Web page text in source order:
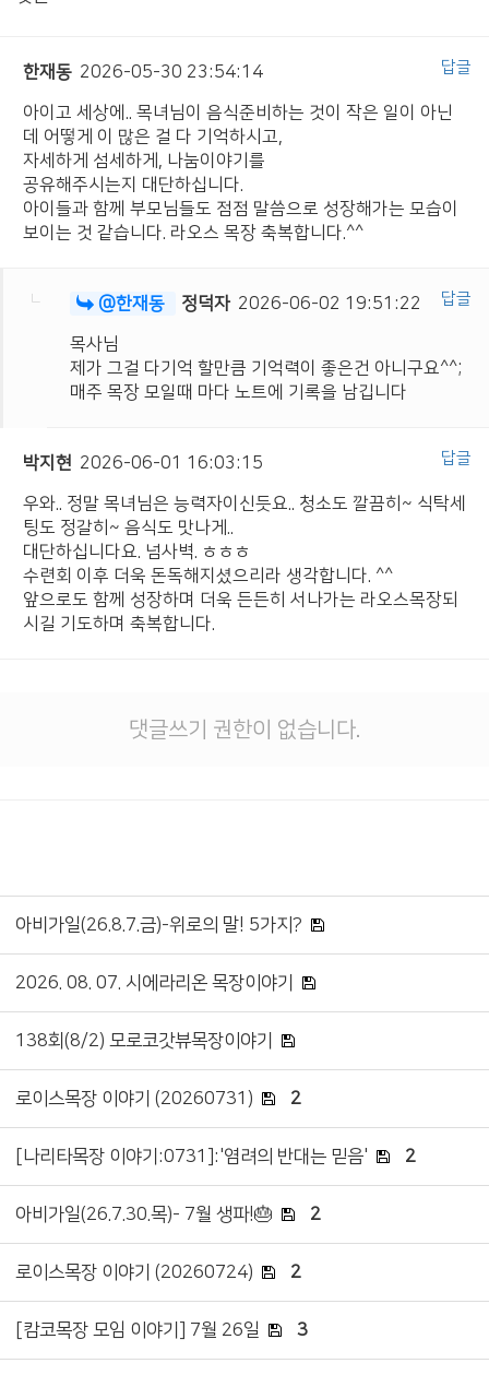
한재동 2026-05-30 23:54:14
아이고 세상에.. 목녀님이 음식준비하는 것이 작은 일이 아닌
데 어떻게 이 많은 걸 다 기억하시고,
자세하게 섬세하게, 나눔이야기를
공유해주시는지 대단하십니다.
아이들과 함께 부모님들도 점점 말씀으로 성장해가는 모습이
보이는 것 같습니다. 라오스 목장 축복합니다.^^
답글
@한재동 정덕자 2026-06-02 19:51:22
목사님
제가 그걸 다기억 할만큼 기억력이 좋은건 아니구요^^;
매주 목장 모일때 마다 노트에 기록을 남깁니다
답글
박지현 2026-06-01 16:03:15
우와.. 정말 목녀님은 능력자이신듯요.. 청소도 깔끔히~ 식탁세
팅도 정갈히~ 음식도 맛나게..
대단하십니다요. 넘사벽. ㅎㅎㅎ
수련회 이후 더욱 돈독해지셨으리라 생각합니다. ^^
앞으로도 함께 성장하며 더욱 든든히 서나가는 라오스목장되
시길 기도하며 축복합니다.
답글
댓글쓰기 권한이 없습니다.
아비가일(26.8.7.금)-위로의 말! 5가지?
2026. 08. 07. 시에라리온 목장이야기
138회(8/2) 모로코갓뷰목장이야기
로이스목장 이야기 (20260731) 2
[나리타목장 이야기:0731]:'염려의 반대는 믿음' 2
아비가일(26.7.30.목)- 7월 생파!🎂 2
로이스목장 이야기 (20260724) 2
[캄코목장 모임 이야기] 7월 26일 3